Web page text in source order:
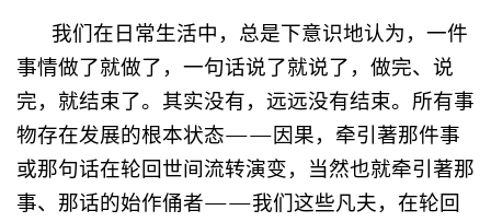
我们在日常生活中，总是下意识地认为，一件
事情做了就做了，一句话说了就说了，做完、说
完，就结束了。其实没有，远远没有结束。所有事
物存在发展的根本状态——因果，牵引著那件事
或那句话在轮回世间流转演变，当然也就牵引著那
事、那话的始作俑者——我们这些凡夫，在轮回